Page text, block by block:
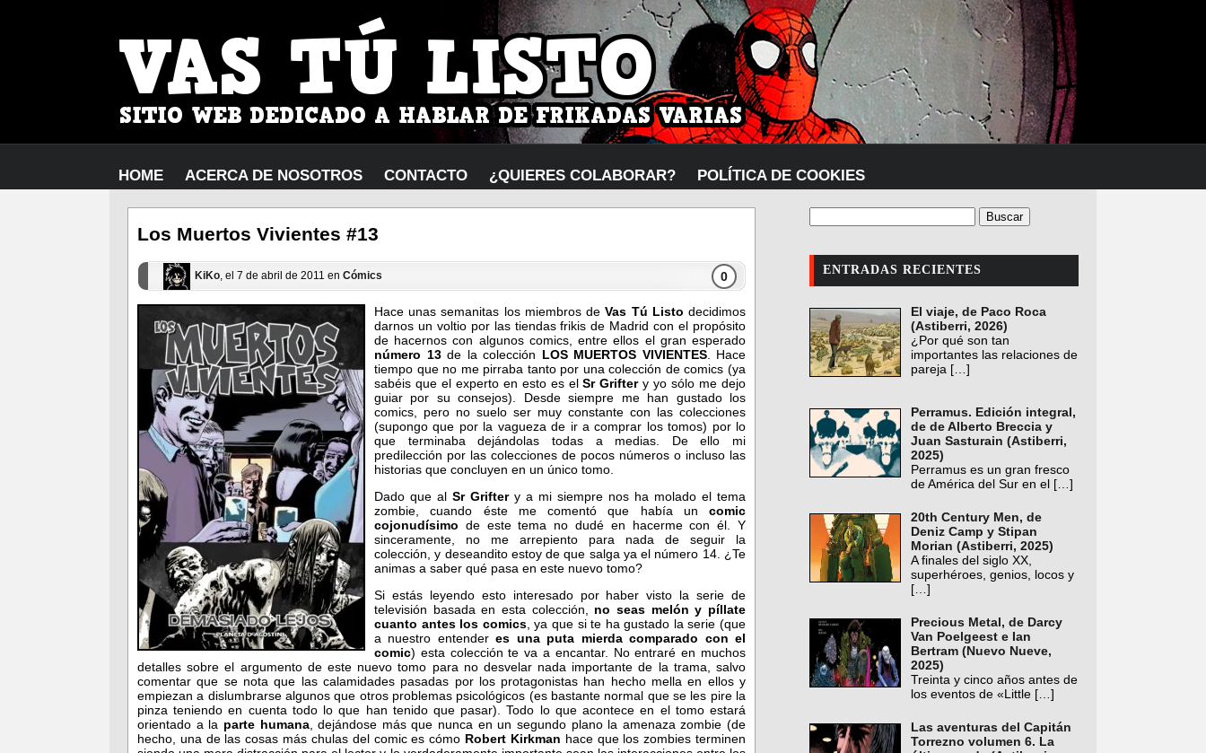
HOME ACERCA DE NOSOTROS CONTACTO ¿QUIERES COLABORAR? POLÍTICA DE COOKIES
Los Muertos Vivientes #13
KiKo, el 7 de abril de 2011 en Cómics 0
Hace unas semanitas los miembros deVas Tú Listo decidimos
darnos un voltio por las tiendas frikis de Madrid con el propósito
de hacernos con algunos comics, entre ellos el gran esperado
número 13de la colección LOS MUERTOS VIVIENTES. Hace
tiempo que no me pirraba tanto por una colección de comics (ya
sabéis que el experto en esto es elSr Griftery yo sólo me dejo
guiar por su consejos). Desde siempre me han gustado los
comics, pero no suelo ser muy constante con las colecciones
(supongo que por la vagueza de ir a comprar los tomos) por lo
que terminaba dejándolas todas a medias. De ello mi
predilección por las colecciones de pocos números o incluso las
historias que concluyen en un único tomo.
Dado que al Sr Griftery a mi siempre nos ha molado el tema
zombie, cuando éste me comentó que había un comic
cojonudísimo de este tema no dudé en hacerme con él. Y
sinceramente, no me arrepiento para nada de seguir la
colección, y deseandito estoy de que salga ya el número 14. ¿Te
animas a saber qué pasa en este nuevo tomo?
Si estás leyendo esto interesado por haber visto la serie de
televisión basada en esta colección, no seas melón y píllate
cuanto antes los comics, ya que si te ha gustado la serie (que
a nuestro entenderes una puta mierda comparado con el
comic) esta colección te va a encantar. No entraré en muchos
detalles sobre el argumento de este nuevo tomo para no desvelar nada importante de la trama, salvo
comentar que se nota que las calamidades pasadas por los protagonistas han hecho mella en ellos y
empiezan a dislumbrarse algunos que otros problemas psicológicos (es bastante normal que se les pire la
pinza teniendo en cuenta todo lo que han tenido que pasar). Todo lo que acontece en el tomo estará
orientado a la parte humana, dejándose más que nunca en un segundo plano la amenaza zombie (de
hecho, una de las cosas más chulas del comic es cómo Robert Kirkman hace que los zombies terminen
ENTRADAS RECIENTES
El viaje, de Paco Roca
(Astiberri, 2026)
¿Por qué son tan
importantes las relaciones de
pareja […]
Perramus. Edición integral,
de de Alberto Breccia y
Juan Sasturain (Astiberri,
2025)
Perramus es un gran fresco
de América del Sur en el […]
20th Century Men, de
Deniz Camp y Stipan
Morian (Astiberri, 2025)
A finales del siglo XX,
superhéroes, genios, locos y
[…]
Precious Metal, de Darcy
Van Poelgeest e Ian
Bertram (Nuevo Nueve,
2025)
Treinta y cinco años antes de
los eventos de «Little […]
Las aventuras del Capitán
Torrezno volumen 6. La